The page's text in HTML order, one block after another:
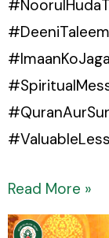
Read More »
Do